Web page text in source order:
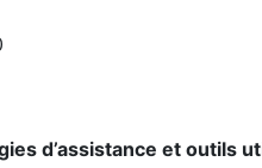
d’assistance et outils